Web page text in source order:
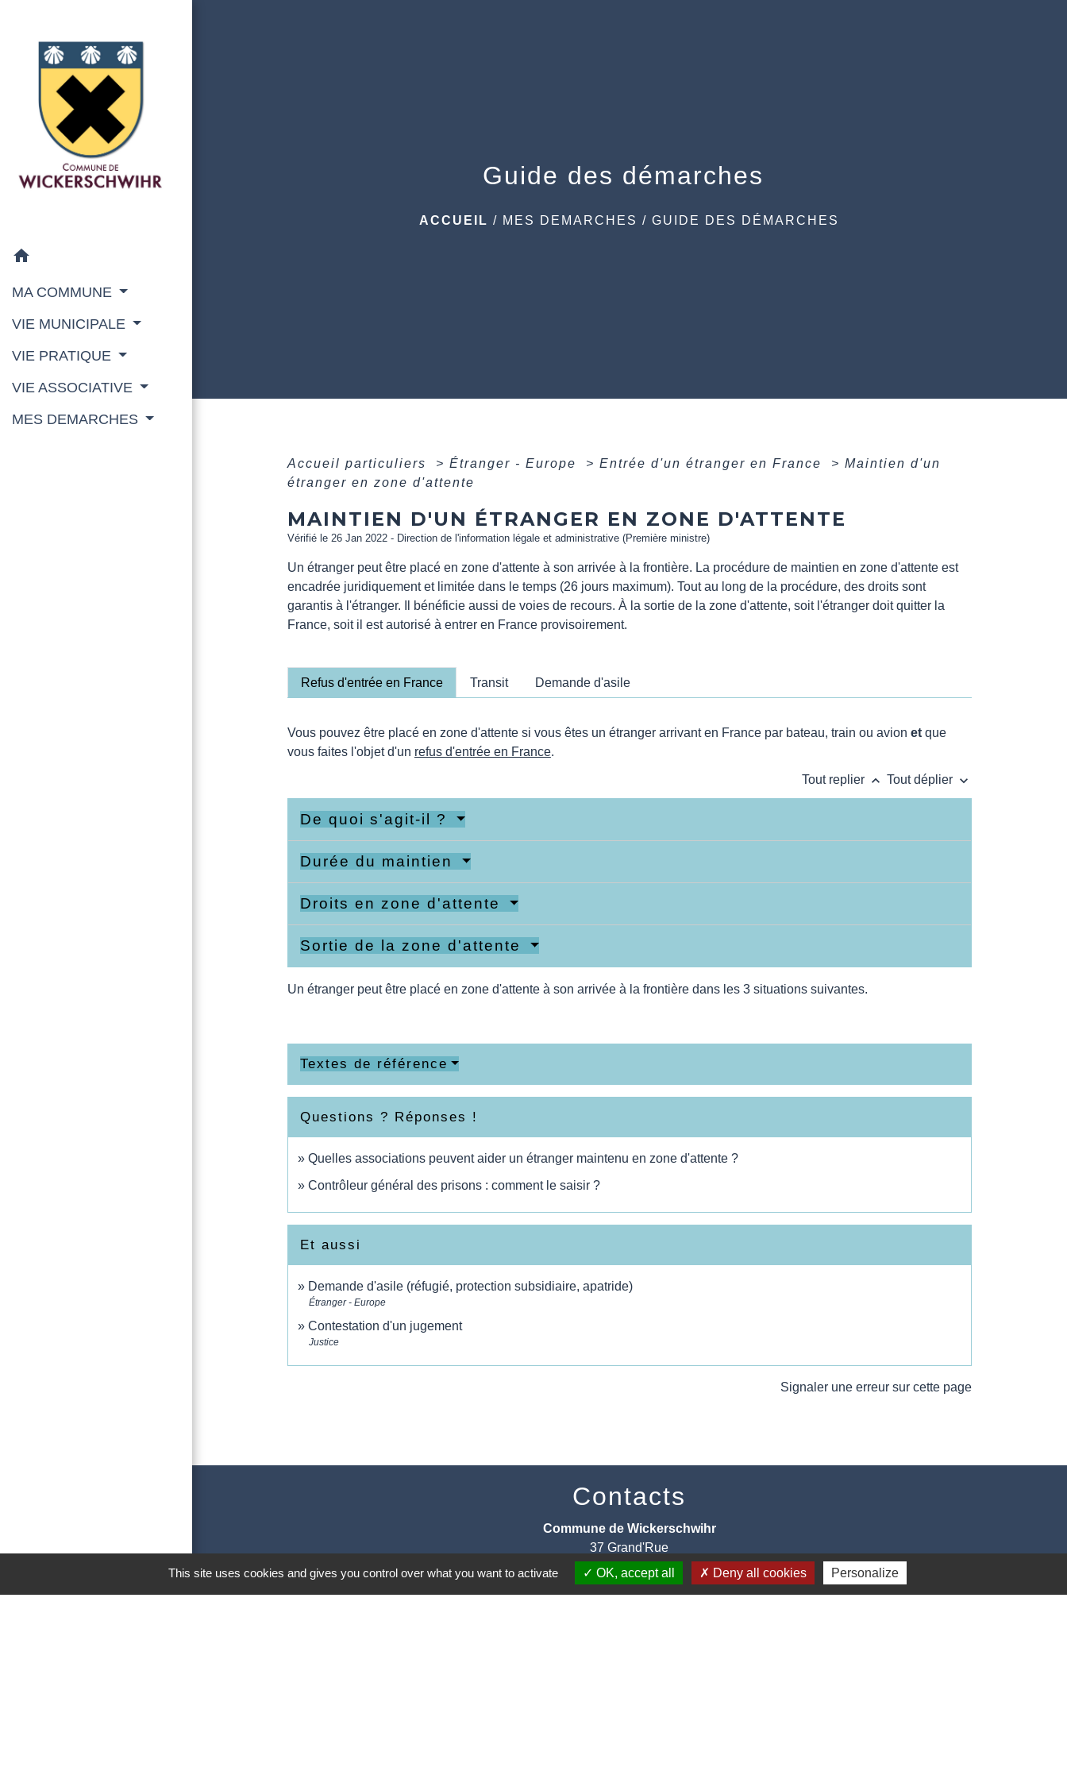
home
MA COMMUNE
VIE MUNICIPALE
VIE PRATIQUE
VIE ASSOCIATIVE
MES DEMARCHES
Guide des démarches
ACCUEIL / MES DEMARCHES /GUIDE DES DÉMARCHES
Accueil particuliers > Étranger - Europe > Entrée d'un étranger en France > Maintien d'un
étranger en zone d'attente
MAINTIEN D'UN ÉTRANGER EN ZONE D'ATTENTE
Vérifié le 26 Jan 2022 - Direction de l'information légale et administrative (Première ministre)
Un étranger peut être placé en zone d'attente à son arrivée à la frontière. La procédure de maintien en zone d'attente est
encadrée juridiquement et limitée dans le temps (26 jours maximum). Tout au long de la procédure, des droits sont
garantis à l'étranger. Il bénéficie aussi de voies de recours. À la sortie de la zone d'attente, soit l'étranger doit quitter la
France, soit il est autorisé à entrer en France provisoirement.
Refus d'entrée en France Transit Demande d'asile
Vous pouvez être placé en zone d'attente si vous êtes un étranger arrivant en France par bateau, train ou avion etque
vous faites l'objet d'un refus d'entrée en France.
Tout replier keyboard_arrow_up Tout déplier keyboard_arrow_down
De quoi s'agit-il ?
Durée du maintien
Droits en zone d'attente
Sortie de la zone d'attente
Un étranger peut être placé en zone d'attente à son arrivée à la frontière dans les 3 situations suivantes.
Textes de référence
Questions ? Réponses !
Quelles associations peuvent aider un étranger maintenu en zone d'attente ?
Contrôleur général des prisons : comment le saisir ?
Et aussi
Demande d'asile (réfugié, protection subsidiaire, apatride)
Étranger - Europe
Contestation d'un jugement
Justice
Signaler une erreur sur cette page
Contacts
Commune de Wickerschwihr
37 Grand'Rue
68320 Wickerschwihr - FRANCE
+33 3 89 47 40 21
This site uses cookies and gives you control over what you want to activate OK, accept all Deny all cookies Personalize